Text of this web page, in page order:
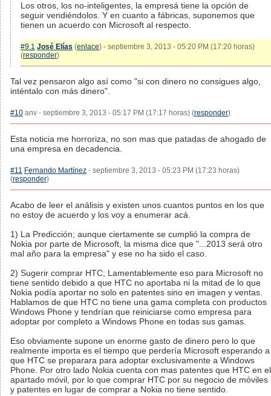
Los otros, los no-inteligentes, la empresá tiene la opción de
seguir vendiéndolos. Y en cuanto a fábricas, suponemos que
tienen un acuerdo con Microsoft al respecto.
#9.1 José Elías (enlace) - septiembre 3, 2013 - 05:20 PM (17:20 horas)
(responder)
Tal vez pensaron algo así como "si con dinero no consigues algo,
inténtalo con más dinero".
#10 anv - septiembre 3, 2013 - 05:17 PM (17:17 horas) (responder)
Esta noticia me horroriza, no son mas que patadas de ahogado de
una empresa en decadencia.
#11 Fernando Martínez - septiembre 3, 2013 - 05:23 PM (17:23 horas)
(responder)
Acabo de leer el análisis y existen unos cuantos puntos en los que
no estoy de acuerdo y los voy a enumerar acá.
1) La Predicción; aunque ciertamente se cumplió la compra de
Nokia por parte de Microsoft, la misma dice que "...2013 será otro
mal año para la empresa" y ese no ha sido el caso.
2) Sugerir comprar HTC; Lamentablemente eso para Microsoft no
tiene sentido debido a que HTC no aportaba ni la mitad de lo que
Nokia podía aportar no solo en patentes sino en imagen y ventas.
Hablamos de que HTC no tiene una gama completa con productos
Windows Phone y tendrían que reiniciarse como empresa para
adoptar por completo a Windows Phone en todas sus gamas.
Eso obviamente supone un enorme gasto de dinero pero lo que
realmente importa es el tiempo que perdería Microsoft esperando a
que HTC se preparara para adoptar exclusivamente a Windows
Phone. Por otro lado Nokia cuenta con mas patentes que HTC en el
apartado móvil, por lo que comprar HTC por su negocio de móviles
y patentes en lugar de comprar a Nokia no tiene sentido.